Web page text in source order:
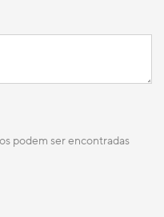
podem ser encontradas